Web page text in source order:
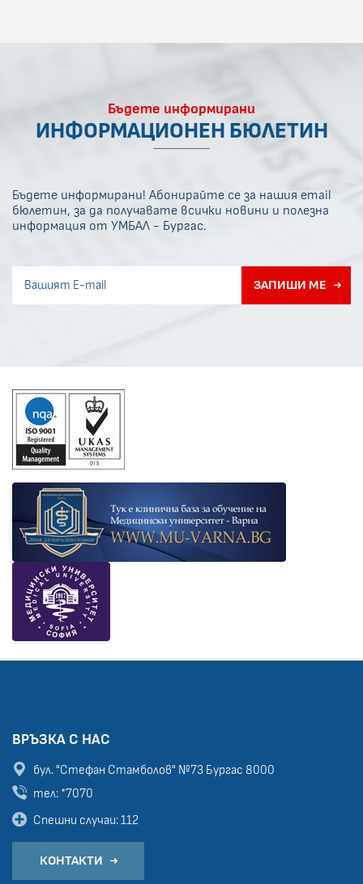
Бъдете информирани
ИНФОРМАЦИОНЕН БЮЛЕТИН
Бъдете информирани! Абонирайте се за нашия email
бюлетин, за да получавате всички новини и полезна
информация от УМБАЛ - Бургас.
ЗАПИШИ МЕ
ВРЪЗКА С НАС
бул. "Стефан Стамболов" №73 Бургас 8000
тел: *7070
Спешни случаи: 112
КОНТАКТИ